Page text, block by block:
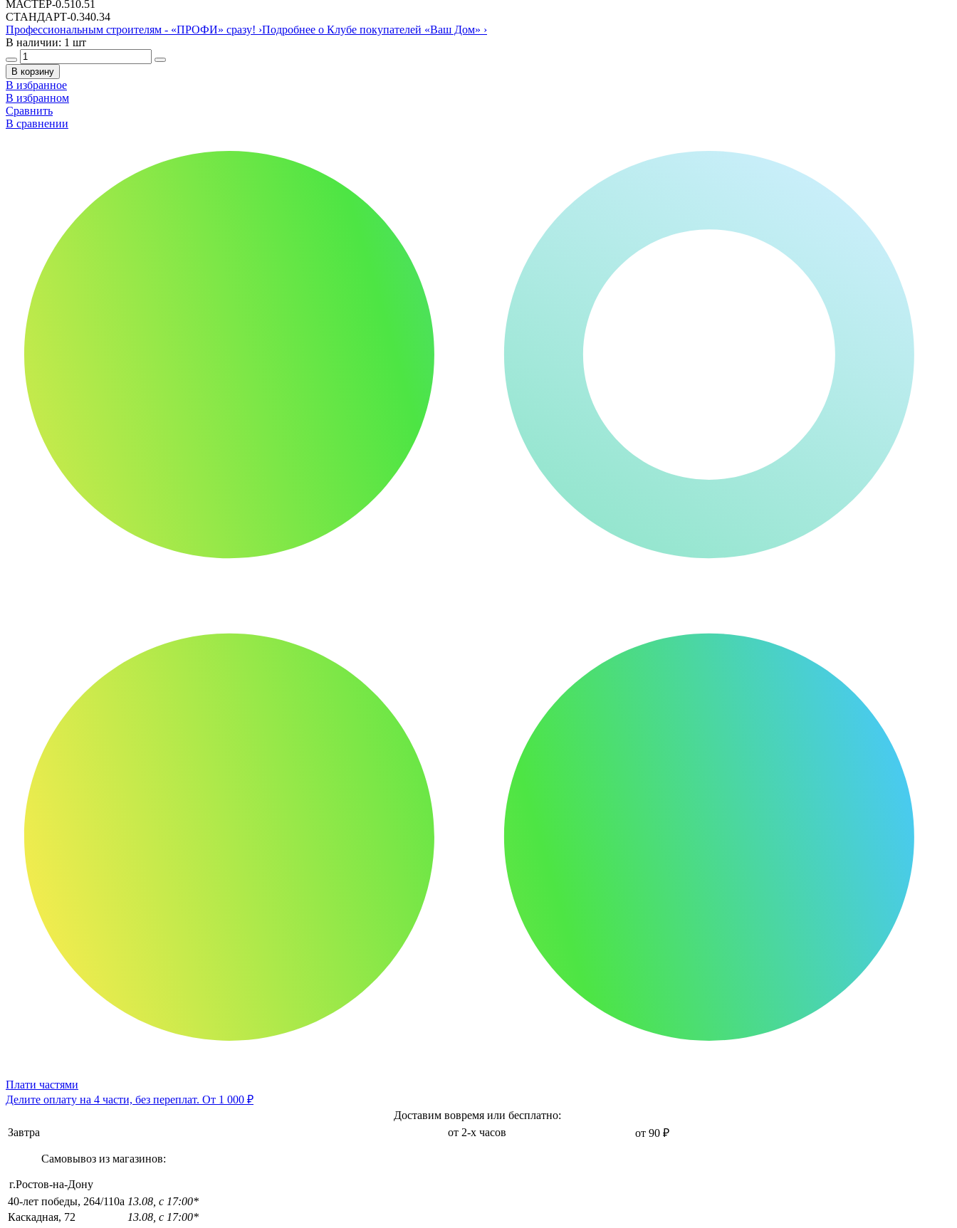
МАСТЕР-0.510.51
СТАНДАРТ-0.340.34
Профессиональным строителям - «ПРОФИ» сразу! ›Подробнее о Клубе покупателей «Ваш Дом» ›
В наличии: 1 шт
В корзину
В избранное
В избранном
Сравнить
В сравнении
Плати частями
Делите оплату на 4 части, без переплат. От 1 000 ₽
Доставим вовремя или бесплатно:
Завтра
от 2-х часов от 90 ₽
Самовывоз из магазинов:
г.Ростов-на-Дону
40-лет победы, 264/110а 13.08, с 17:00*
Каскадная, 72
13.08, с 17:00*